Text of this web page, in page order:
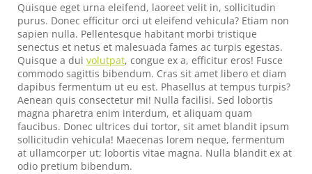
Quisque eget urna eleifend, laoreet velit in, sollicitudin
purus. Donec efficitur orci ut eleifend vehicula? Etiam non
sapien nulla. Pellentesque habitant morbi tristique
senectus et netus et malesuada fames ac turpis egestas.
Quisque a dui volutpat, congue ex a, efficitur eros! Fusce
commodo sagittis bibendum. Cras sit amet libero et diam
dapibus fermentum ut eu est. Phasellus at tempus turpis?
Aenean quis consectetur mi! Nulla facilisi. Sed lobortis
magna pharetra enim interdum, et aliquam quam
faucibus. Donec ultrices dui tortor, sit amet blandit ipsum
sollicitudin vehicula! Maecenas lorem neque, fermentum
at ullamcorper ut; lobortis vitae magna. Nulla blandit ex at
odio pretium bibendum.